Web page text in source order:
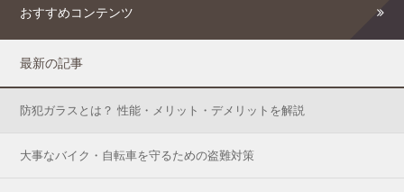
おすすめコンテンツ
最新の記事
防犯ガラスとは？ 性能・メリット・デメリットを解説
大事なバイク・自転車を守るための盗難対策